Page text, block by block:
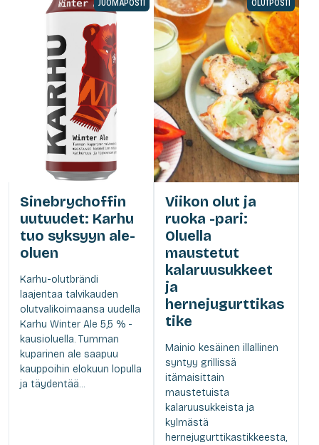
JUOMAPOSTI
Sinebrychoffin
uutuudet: Karhu
tuo syksyyn ale-
oluen
Karhu-olutbrändi
laajentaa talvikauden
olutvalikoimaansa uudella
Karhu Winter Ale 5,5 % -
kausioluella. Tumman
kuparinen ale saapuu
kauppoihin elokuun lopulla
ja täydentää...
OLUTPOSTI
Viikon olut ja
ruoka -pari:
Oluella
maustetut
kalaruusukkeet
ja
hernejugurttikas
tike
Mainio kesäinen illallinen
syntyy grillissä
itämaisittain
maustetuista
kalaruusukkeista ja
kylmästä
hernejugurttikastikkeesta,